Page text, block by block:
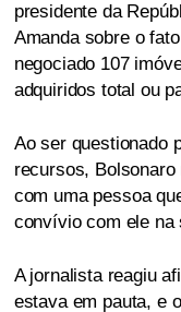
presidente da
Amanda sobre o
negociado 107
adquiridos total ou
Ao ser questionado
recursos, Bolsonaro
com uma pessoa
convívio com ele na
A jornalista reagiu
estava em pauta, e